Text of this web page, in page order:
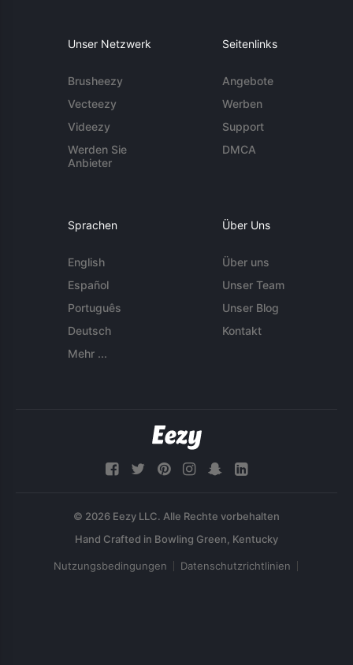
Unser Netzwerk
Brusheezy
Vecteezy
Videezy
Werden Sie
Anbieter
Seitenlinks
Angebote
Werben
Support
DMCA
Sprachen
English
Español
Português
Deutsch
Mehr ...
Über Uns
Über uns
Unser Team
Unser Blog
Kontakt
© 2026 Eezy LLC. Alle Rechte vorbehalten
Nutzungsbedingungen Datenschutzrichtlinien